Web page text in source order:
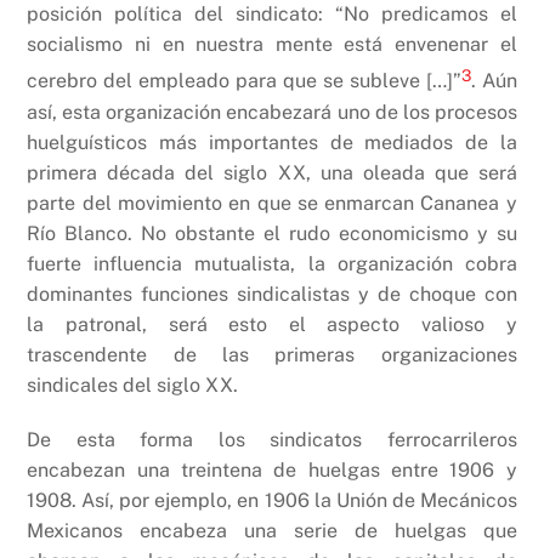
posición política del sindicato: “No predicamos el
socialismo ni en nuestra mente está envenenar el
cerebro del empleado para que se subleve […]”3. Aún
así, esta organización encabezará uno de los procesos
huelguísticos más importantes de mediados de la
primera década del siglo XX, una oleada que será
parte del movimiento en que se enmarcan Cananea y
Río Blanco. No obstante el rudo economicismo y su
fuerte influencia mutualista, la organización cobra
dominantes funciones sindicalistas y de choque con
la patronal, será esto el aspecto valioso y
trascendente de las primeras organizaciones
sindicales del siglo XX.
De esta forma los sindicatos ferrocarrileros
encabezan una treintena de huelgas entre 1906 y
1908. Así, por ejemplo, en 1906 la Unión de Mecánicos
Mexicanos encabeza una serie de huelgas que